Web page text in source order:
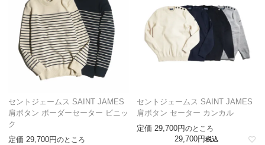
セントジェームス SAINT JAMES
肩ボタン ボーダーセーター ビニッ
ク
定価 29,700 のところ
セントジェームス SAINT JAMES
肩ボタン セーター カンカル
定価 29,700 のところ
29,700 税込